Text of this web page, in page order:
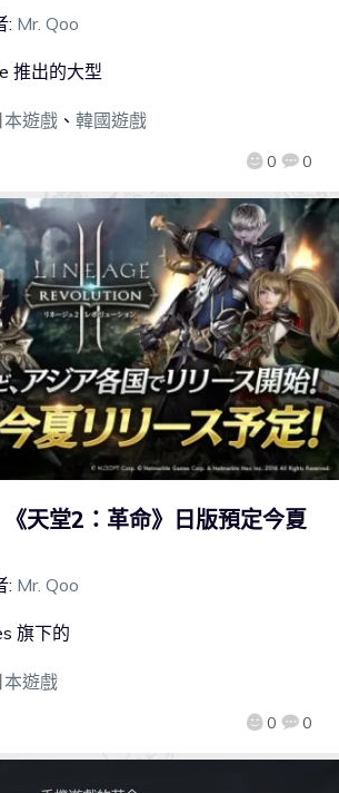
: Mr. Qoo
0 0
推出的大型
本遊戲、 韓國遊戲
《天堂2：革命》日版預定今夏
: Mr. Qoo
0 0
旗下的
本遊戲